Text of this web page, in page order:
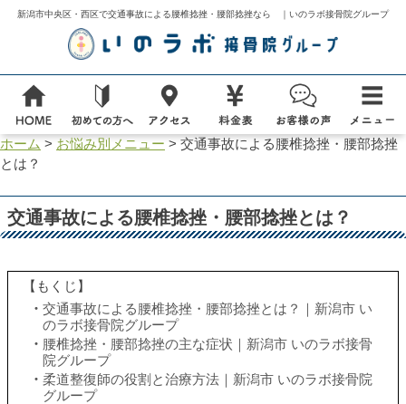
新潟市中央区・西区で交通事故による腰椎捻挫・腰部捻挫なら ｜いのラボ接骨院グループ
ホーム > お悩み別メニュー > 交通事故による腰椎捻挫・腰部捻挫
とは？
交通事故による腰椎捻挫・腰部捻挫とは？
【もくじ】
交通事故による腰椎捻挫・腰部捻挫とは？｜新潟市 い
のラボ接骨院グループ
腰椎捻挫・腰部捻挫の主な症状｜新潟市 いのラボ接骨
院グループ
柔道整復師の役割と治療方法｜新潟市 いのラボ接骨院
グループ